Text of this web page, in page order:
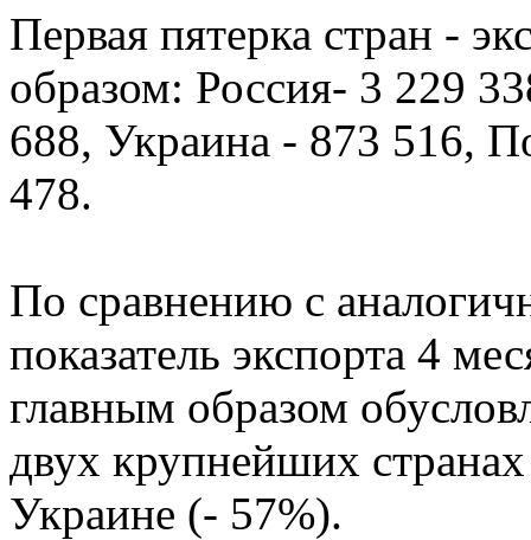
Первая пятерка стран -
образом: Россия- 3 229
688, Украина - 873 516,
478.
По сравнению с
показатель экспорта 4
главным образом
двух крупнейших
Украине (- 57%).